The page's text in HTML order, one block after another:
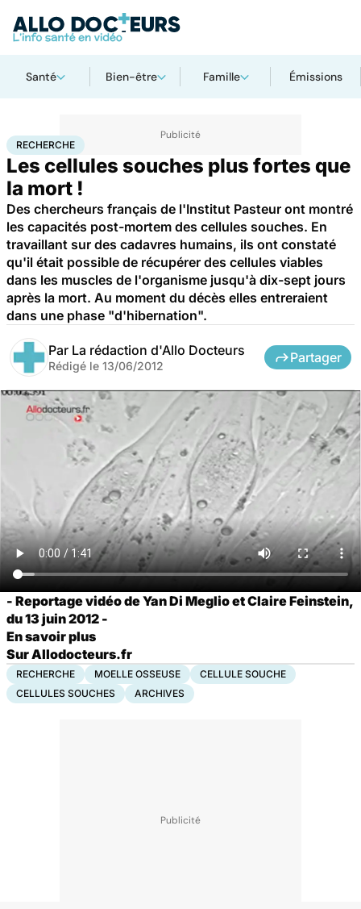
Santé Bien-être Famille Émissions
AccueilSantéMaladies Recherche
RECHERCHE
Les cellules souches plus fortes que
la mort !
Des chercheurs français de l'Institut Pasteur ont montré
les capacités post-mortem des cellules souches. En
travaillant sur des cadavres humains, ils ont constaté
qu'il était possible de récupérer des cellules viables
dans les muscles de l'organisme jusqu'à dix-sept jours
après la mort. Au moment du décès elles entreraient
dans une phase "d'hibernation".
Par La rédaction d'Allo Docteurs
Rédigé le 13/06/2012
Partager
- Reportage vidéo deYan Di Meglioet Claire Feinstein,
du 13 juin 2012 -
En savoir plus
Sur Allodocteurs.fr
RECHERCHE MOELLE OSSEUSE
CELLULE SOUCHE
CELLULES SOUCHES
ARCHIVES